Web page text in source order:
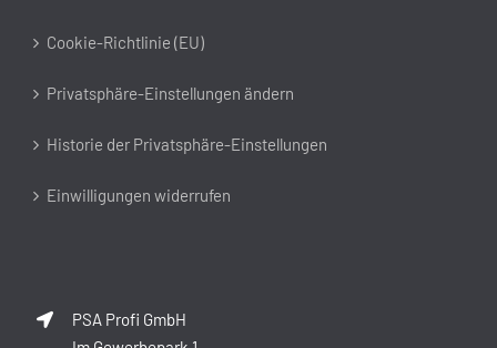
Cookie-Richtlinie (EU)
Privatsphäre-Einstellungen ändern
Historie der Privatsphäre-Einstellungen
Einwilligungen widerrufen
PSA Profi GmbH